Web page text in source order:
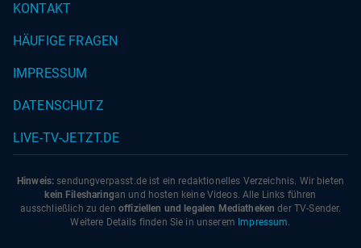
KONTAKT
HÄUFIGE FRAGEN
IMPRESSUM
DATENSCHUTZ
LIVE-TV-JETZT.DE
Hinweis: sendungverpasst.de ist ein redaktionelles Verzeichnis. Wir bieten
kein Filesharingan und hosten keine Videos. Alle Links führen
ausschließlich zu den offiziellen und legalen Mediatheken der TV-Sender.
Weitere Details finden Sie in unserem Impressum.